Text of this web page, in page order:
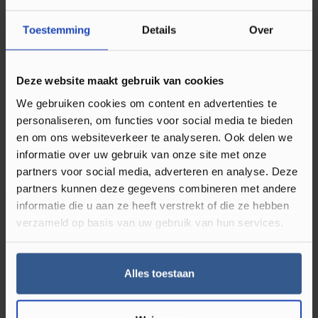
Toestemming Details Over
Deze website maakt gebruik van cookies
We gebruiken cookies om content en advertenties te
personaliseren, om functies voor social media te bieden
en om ons websiteverkeer te analyseren. Ook delen we
informatie over uw gebruik van onze site met onze
partners voor social media, adverteren en analyse. Deze
partners kunnen deze gegevens combineren met andere
informatie die u aan ze heeft verstrekt of die ze hebben
verzameld op basis van uw gebruik van hun services.
Alles toestaan
Soort plint
Omschrijving MDF Koloniale Plint 90x12
RAL 9010 Zuiver Wit 16010
De Koloniale plint in wit is een prachtige toevoeging
aan uw interieur. Gemaakt van hoogwaardig MDF, is
deze plint niet alleen stijlvol en elegant, maar ook nog
eens zeer praktisch. De koloniale plint in wit
andere beschadigingen en zorgt daarmee voor een